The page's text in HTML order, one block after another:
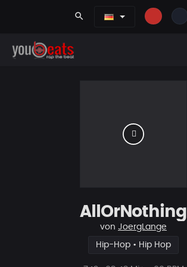
search
AllOrNothing
von JoergLange
Hip-Hop • Hip Hop